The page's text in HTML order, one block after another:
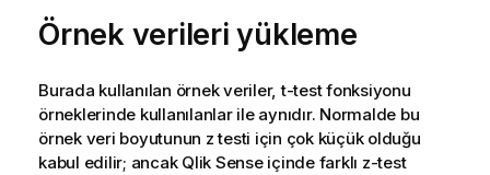
Örnek verileri yükleme
Burada kullanılan örnek veriler,t-testfonksiyonu
örneklerinde kullanılanlar ile aynıdır. Normalde bu
örnek veri boyutunun z testi için çok küçük olduğu
kabul edilir; ancak Qlik Senseiçinde farklı z-test